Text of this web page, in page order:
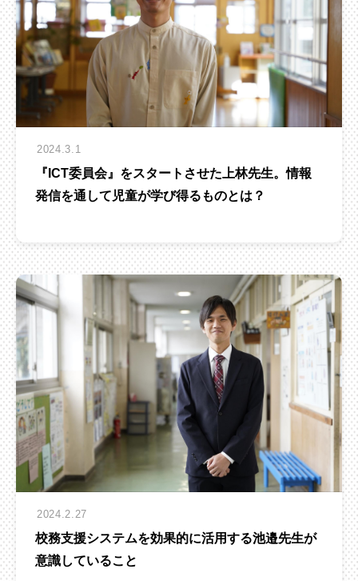
2024.3.1
『ICT委員会』をスタートさせた上林先生。情報
発信を通して児童が学び得るものとは？
2024.2.27
校務支援システムを効果的に活用する池邉先生が
意識していること